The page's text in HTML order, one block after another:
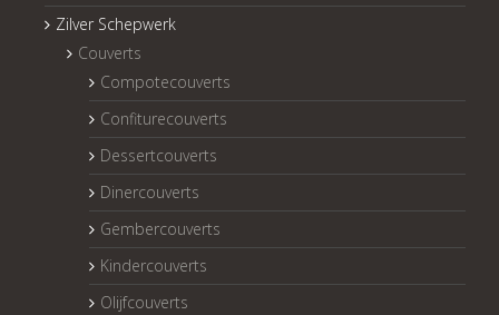
Zilver Schepwerk
Couverts
Compotecouverts
Confiturecouverts
Dessertcouverts
Dinercouverts
Gembercouverts
Kindercouverts
Olijfcouverts